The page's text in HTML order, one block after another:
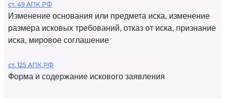
ст. 49 АПК РФ
Изменение основания или предмета иска, изменение
размера исковых требований, отказ от иска, признание
иска, мировое соглашение
ст. 125 АПК РФ
Форма и содержание искового заявления